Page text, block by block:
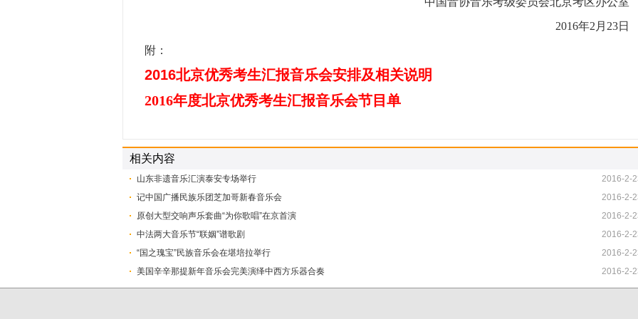
2016年2月23日
附：
2016北京优秀考生汇报音乐会安排及相关说明
2016年度北京优秀考生汇报音乐会节目单
相关内容
山东非遗音乐汇演泰安专场举行
2016-2-
记中国广播民族乐团芝加哥新春音乐会
2016-2-
原创大型交响声乐套曲“为你歌唱”在京首演
2016-2-
中法两大音乐节“联姻”谱歌剧
2016-2-
“国之瑰宝”民族音乐会在堪培拉举行
2016-2-
美国辛辛那提新年音乐会完美演绎中西方乐器合奏
2016-2-